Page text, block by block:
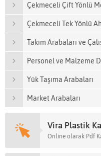
Çekmeceli Çift Yönlü
Çekmeceli Tek Yönlü
Takım Arabaları ve
Personel ve Malzeme
Yük Taşıma Arabaları
Market Arabaları
Vira Plastik
Online olarak Pdf